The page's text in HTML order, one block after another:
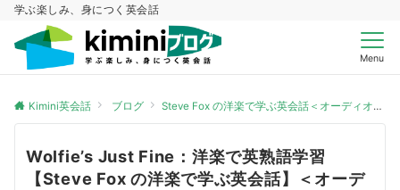
学ぶ楽しみ、身につく英会話
Menu
Kimini英会話 ブログ Steve Fox の洋楽で学ぶ英会話＜オーディオ付き＞
Wolfie’s Just Fine：洋楽で英熟語学習
【Steve Fox の洋楽で学ぶ英会話】＜オーデ